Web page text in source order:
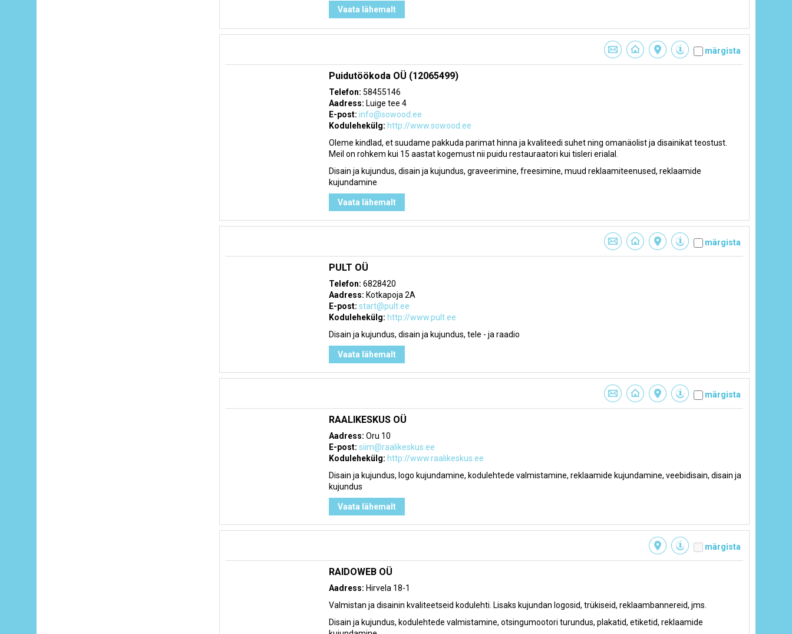
Vaata lähemalt
märgista
Puidutöökoda OÜ (12065499)
Telefon: 58455146
Aadress: Luige tee 4
E-post: info@sowood.ee
Kodulehekülg: http://www.sowood.ee
Oleme kindlad, et suudame pakkuda parimat hinna ja kvaliteedi suhet ning omanäolist ja disainikat teostust.
Meil on rohkem kui 15 aastat kogemust nii puidu restauraatori kui tisleri erialal.
Disain ja kujundus, disain ja kujundus, graveerimine, freesimine, muud reklaamiteenused, reklaamide
kujundamine
Vaata lähemalt
märgista
PULT OÜ
Telefon: 6828420
Aadress: Kotkapoja 2A
E-post: start@pult.ee
Kodulehekülg: http://www.pult.ee
Disain ja kujundus, disain ja kujundus, tele - ja raadio
Vaata lähemalt
märgista
RAALIKESKUS OÜ
Aadress: Oru 10
E-post: siim@raalikeskus.ee
Kodulehekülg: http://www.raalikeskus.ee
Disain ja kujundus, logo kujundamine, kodulehtede valmistamine, reklaamide kujundamine, veebidisain, disain ja
kujundus
Vaata lähemalt
märgista
RAIDOWEB OÜ
Aadress: Hirvela 18-1
Valmistan ja disainin kvaliteetseid kodulehti. Lisaks kujundan logosid, trükiseid, reklaambannereid, jms.
Disain ja kujundus, kodulehtede valmistamine, otsingumootori turundus, plakatid, etiketid, reklaamide